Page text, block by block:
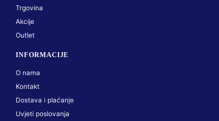
Trgovina
Akcije
Outlet
INFORMACIJE
O nama
Kontakt
Dostava i plaćanje
Uvjeti poslovanja